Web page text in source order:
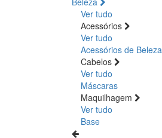
Ver tudo
Acessórios
Ver tudo
Acessórios de Beleza
Cabelos
Ver tudo
Máscaras
Maquilhagem
Ver tudo
Base